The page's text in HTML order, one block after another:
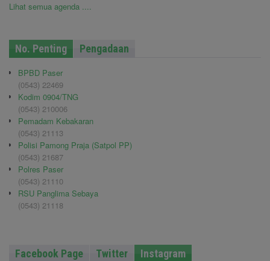
Lihat semua agenda ....
No. Penting Pengadaan
BPBD Paser
(0543) 22469
Kodim 0904/TNG
(0543) 210006
Pemadam Kebakaran
(0543) 21113
Polisi Pamong Praja (Satpol PP)
(0543) 21687
Polres Paser
(0543) 21110
RSU Panglima Sebaya
(0543) 21118
Facebook Page Twitter Instagram